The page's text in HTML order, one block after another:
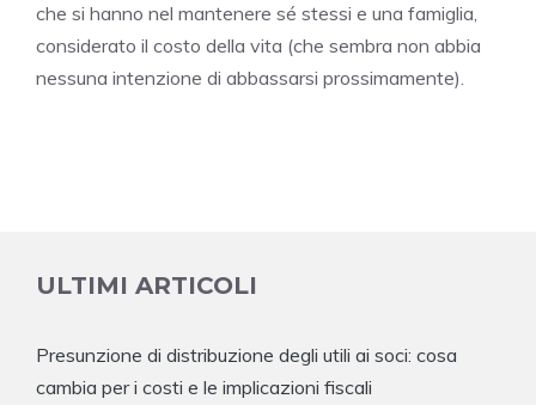
che si hanno nel mantenere sé stessi e una famiglia,
considerato il costo della vita (che sembra non abbia
nessuna intenzione di abbassarsi prossimamente).
ULTIMI ARTICOLI
Presunzione di distribuzione degli utili ai soci: cosa
cambia per i costi e le implicazioni fiscali